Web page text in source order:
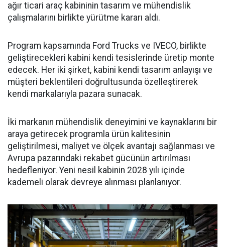
ağır ticari araç kabininin tasarım ve mühendislik
çalışmalarını birlikte yürütme kararı aldı.
Program kapsamında Ford Trucks ve IVECO, birlikte
geliştirecekleri kabini kendi tesislerinde üretip monte
edecek. Her iki şirket, kabini kendi tasarım anlayışı ve
müşteri beklentileri doğrultusunda özelleştirerek
kendi markalarıyla pazara sunacak.
İki markanın mühendislik deneyimini ve kaynaklarını bir
araya getirecek programla ürün kalitesinin
geliştirilmesi, maliyet ve ölçek avantajı sağlanması ve
Avrupa pazarındaki rekabet gücünün artırılması
hedefleniyor. Yeni nesil kabinin 2028 yılı içinde
kademeli olarak devreye alınması planlanıyor.